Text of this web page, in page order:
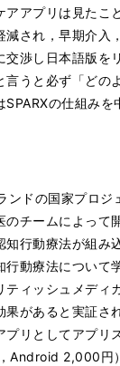
アプリは見たこ
減され，早期介入
交渉し日本語版を
言うと必ず「どの
SPARXの仕組みを
ンドの国家プロジ
のチームによって
知行動療法が組み
動療法について
ティッシュメディ
があると実証さ
プリとしてアプリ
Android 2,000円